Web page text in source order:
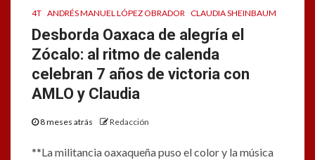
4T ANDRÉS MANUEL LÓPEZ OBRADOR CLAUDIA SHEINBAUM
Desborda Oaxaca de alegría el
Zócalo: al ritmo de calenda
celebran 7 años de victoria con
AMLO y Claudia
8 meses atrás Redacción
**La militancia oaxaqueña puso el color y la música